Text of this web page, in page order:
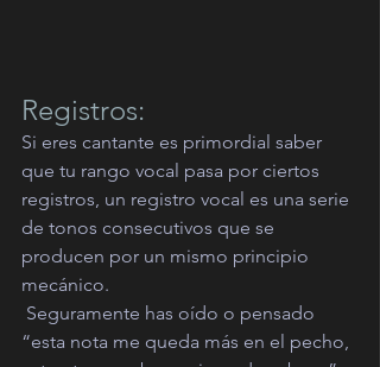
Registros:
Si eres cantante es primordial saber
que tu rango vocal pasa por ciertos
registros, un registro vocal es una serie
de tonos consecutivos que se
producen por un mismo principio
mecánico.
“esta nota me queda más en el pecho,